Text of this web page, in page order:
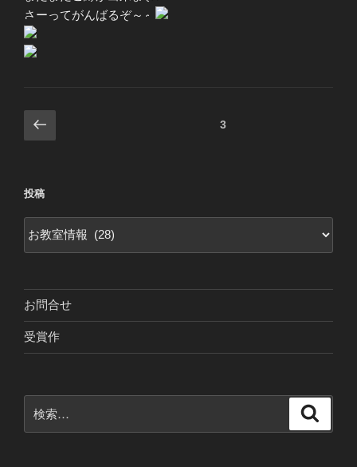
さーってがんばるぞ～～
投
稿
ビ
ー
シ
ン
前
の
固定ページ3
投稿
稿
お問合せ
受賞作
索: